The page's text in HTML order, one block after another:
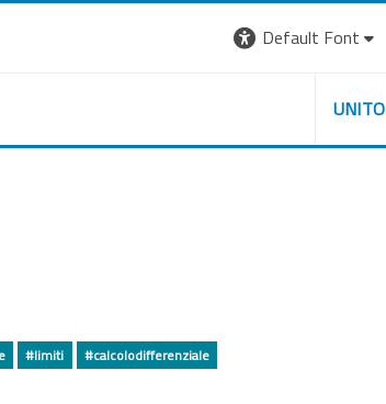
Default Font
UNITO
#limiti #calcolodifferenziale